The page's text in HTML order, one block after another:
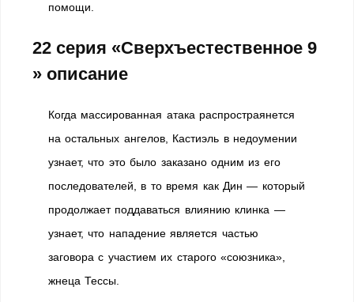
помощи.
22 серия «Сверхъестественное 9
» описание
Когда массированная атака распростраянется
на остальных ангелов, Кастиэль в недоумении
узнает, что это было заказано одним из его
последователей, в то время как Дин — который
продолжает поддаваться влиянию клинка —
узнает, что нападение является частью
заговора с участием их старого «союзника»,
жнеца Тессы.